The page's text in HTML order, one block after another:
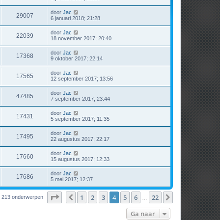
29007 door Jac
6 januari 2018; 21:28
22039 door Jac
18 november 2017; 20:40
17368 door Jac
9 oktober 2017; 22:14
17565 door Jac
12 september 2017; 13:56
47485 door Jac
7 september 2017; 23:44
17431 door Jac
5 september 2017; 11:35
17495 door Jac
22 augustus 2017; 22:17
17660 door Jac
15 augustus 2017; 12:33
17686 door Jac
5 mei 2017; 12:37
213 onderwerpen Pagina4 van 22
Vorige
1 2 3 4 5 6 22 Volgende
Ga naar